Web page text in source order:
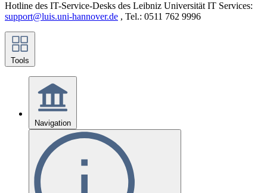
Hotline des IT-Service-Desks des Leibniz Universität IT Services:
support@luis.uni-hannover.de , Tel.: 0511 762 9996
Tools
Navigation